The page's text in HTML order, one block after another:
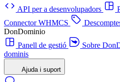
API per a desenvolupadors
Connector WHMCS
DonDominio
Panell de gestió
Sobre
dominis
Ajuda i suport